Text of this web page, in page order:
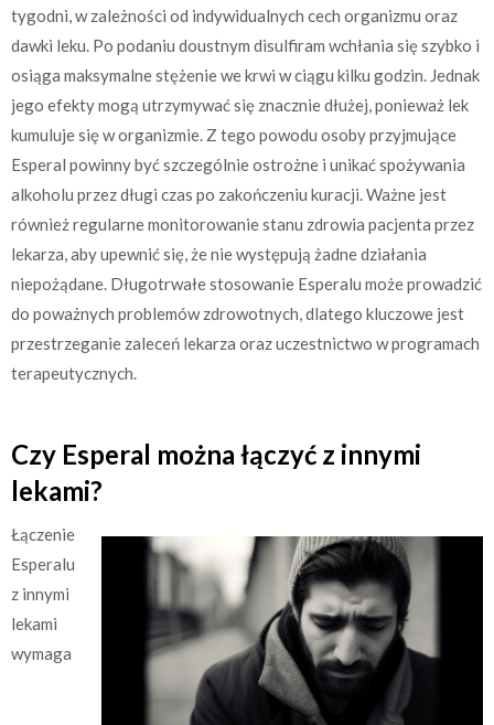
tygodni, w zależności od indywidualnych cech organizmu oraz
dawki leku. Po podaniu doustnym disulfiram wchłania się szybko i
osiąga maksymalne stężenie we krwi w ciągu kilku godzin. Jednak
jego efekty mogą utrzymywać się znacznie dłużej, ponieważ lek
kumuluje się w organizmie. Z tego powodu osoby przyjmujące
Esperal powinny być szczególnie ostrożne i unikać spożywania
alkoholu przez długi czas po zakończeniu kuracji. Ważne jest
również regularne monitorowanie stanu zdrowia pacjenta przez
lekarza, aby upewnić się, że nie występują żadne działania
niepożądane. Długotrwałe stosowanie Esperalu może prowadzić
do poważnych problemów zdrowotnych, dlatego kluczowe jest
przestrzeganie zaleceń lekarza oraz uczestnictwo w programach
terapeutycznych.
Czy Esperal można łączyć z innymi
lekami?
Łączenie
Esperalu
z innymi
lekami
wymaga